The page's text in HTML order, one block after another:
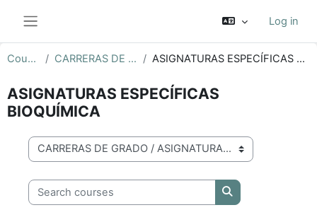
Log in
Courses CARRERAS DE GRADO ASIGNATURAS ESPECÍFICAS BIOQUÍMICA
ASIGNATURAS ESPECÍFICAS
BIOQUÍMICA
Course categories
Search courses
Search courses